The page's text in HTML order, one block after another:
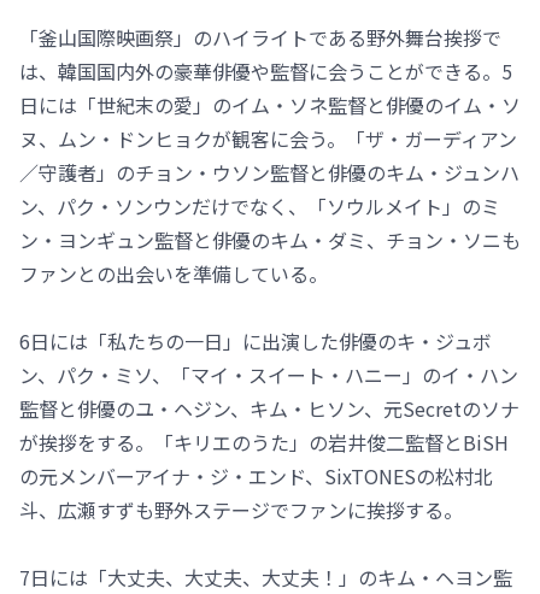
「釜山国際映画祭」のハイライトである野外舞台挨拶で
は、韓国国内外の豪華俳優や監督に会うことができる。5
日には「世紀末の愛」のイム・ソネ監督と俳優のイム・ソ
ヌ、ムン・ドンヒョクが観客に会う。「ザ・ガーディアン
／守護者」のチョン・ウソン監督と俳優のキム・ジュンハ
ン、パク・ソンウンだけでなく、「ソウルメイト」のミ
ン・ヨンギュン監督と俳優のキム・ダミ、チョン・ソニも
ファンとの出会いを準備している。
6日には「私たちの一日」に出演した俳優のキ・ジュボ
ン、パク・ミソ、「マイ・スイート・ハニー」のイ・ハン
監督と俳優のユ・ヘジン、キム・ヒソン、元Secretのソナ
が挨拶をする。「キリエのうた」の岩井俊二監督とBiSH
の元メンバーアイナ・ジ・エンド、SixTONESの松村北
斗、広瀬すずも野外ステージでファンに挨拶する。
7日には「大丈夫、大丈夫、大丈夫！」のキム・ヘヨン監